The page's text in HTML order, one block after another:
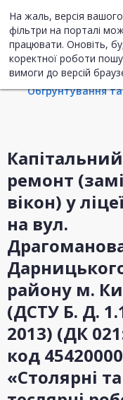
На жаль, версія
фільтри на порталі
працювати. Оновіть,
коректної роботи
вимоги до версій
Обгрунтування та
Капітальний
ремонт
вікон) у
на вул.
району м.
(ДСТУ Б. Д.
2013) (ДК
код
«Столярні та